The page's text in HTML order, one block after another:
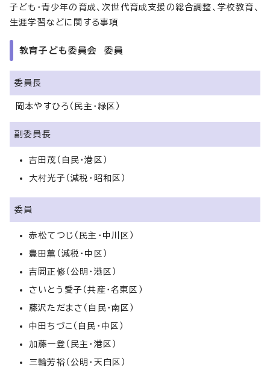
子ども・青少年の育成、次世代育成支援の総合調整、学校教育、
生涯学習などに関する事項
教育子ども委員会 委員
委員長
岡本やすひろ（民主・緑区）
副委員長
吉田茂（自民・港区）
大村光子（減税・昭和区）
委員
赤松てつじ（民主・中川区）
豊田薫（減税・中区）
吉岡正修（公明・港区）
さいとう愛子（共産・名東区）
藤沢ただまさ（自民・南区）
中田ちづこ（自民・中区）
加藤一登（民主・港区）
三輪芳裕（公明・天白区）